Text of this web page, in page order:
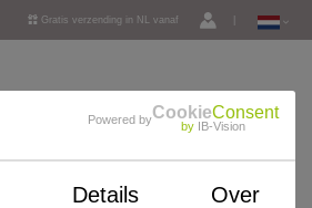
Gratis verzending in NL vanaf
Powered byCookieConsent
by IB-Vision
Details Over